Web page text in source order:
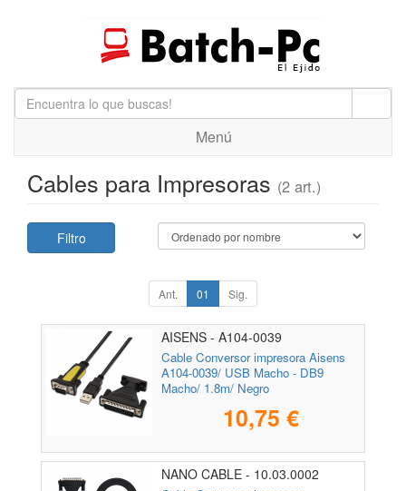
Menú
Cables para Impresoras (2 art.)
Filtro
Ant. 01 Sig.
AISENS - A104-0039
Cable Conversor impresora Aisens
A104-0039/ USB Macho - DB9
Macho/ 1.8m/ Negro
10,75 €
NANO CABLE - 10.03.0002